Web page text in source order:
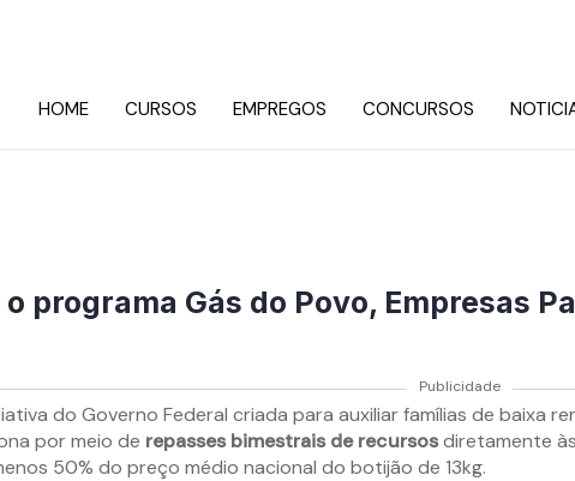
HOME CURSOS EMPREGOS CONCURSOS
programa Gás do Povo, Empresas
Publicidade
do Governo Federal criada para auxiliar famílias de baixa
por meio de repasses bimestrais de recursosdiretamente
50% do preço médio nacional do botijão de 13kg.